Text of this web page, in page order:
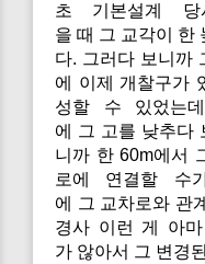
초 기본설계 당
을 때 그 교각이 한
다. 그러다 보니까
에 이제 개찰구가
성할 수 있었는
에 그 고를 낮추다
니까 한 60m에서
로에 연결할 수
에 그 교차로와 관
경사 이런 게 아
가 않아서 그 변경